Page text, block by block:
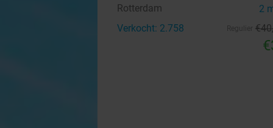
Rotterdam 2
Verkocht: 2.758 €40